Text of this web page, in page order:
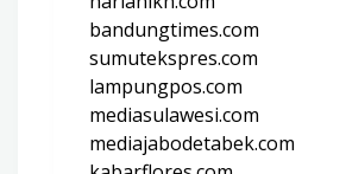
bandungtimes.com
sumutekspres.com
lampungpos.com
mediasulawesi.com
mediajabodetabek.com